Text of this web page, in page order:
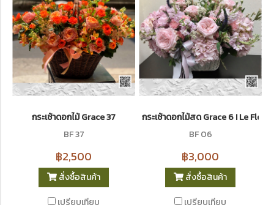
กระเช้าดอกไม้ Grace 37
BF 37
฿2,500
สั่งซื้อสินค้า
เปรียบเทียบ
กระเช้าดอกไม้สด Grace 6 I Le
BF 06
฿3,000
สั่งซื้อสินค้า
เปรียบเทียบ